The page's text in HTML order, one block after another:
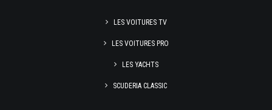
LES VOITURES TV
LES VOITURES PRO
LES YACHTS
SCUDERIA CLASSIC